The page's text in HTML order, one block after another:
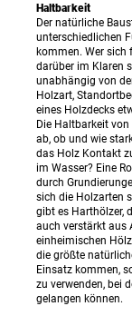
Haltbarkeit
Der natürliche
unterschiedlichen
kommen. Wer sich
darüber im Klaren
unabhängig von
Holzart,
eines Holzdecks
Die Haltbarkeit
ab, ob und wie
das Holz Kontakt
im Wasser? Eine
durch
sich die Holzarten
gibt es Harthölzer,
auch verstärkt aus
einheimischen
die größte
Einsatz kommen,
zu verwenden, bei
gelangen können.